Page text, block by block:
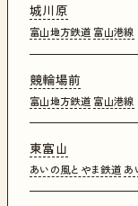
城川原
富山地方鉄道 富山港線
競輪場前
富山地方鉄道 富山港線
東富山
あいの風とやま鉄道 あ